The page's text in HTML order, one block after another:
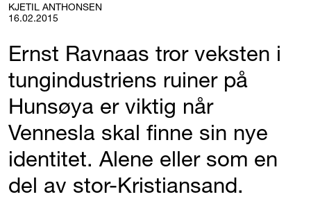
KJETIL ANTHONSEN
16.02.2015
Ernst Ravnaas tror veksten i
tungindustriens ruiner på
Hunsøya er viktig når
Vennesla skal finne sin nye
identitet. Alene eller som en
del av stor-Kristiansand.